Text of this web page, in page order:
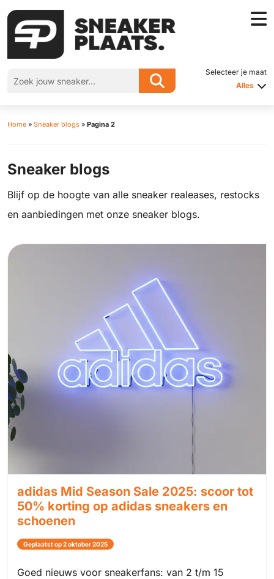
Selecteer je maat
Alles
Home » Sneaker blogs » Pagina 2
Sneaker blogs
Blijf op de hoogte van alle sneaker realeases, restocks
en aanbiedingen met onze sneaker blogs.
adidas Mid Season Sale 2025: scoor tot
50% korting op adidas sneakers en
schoenen
Geplaatst op 2 oktober 2025
Goed nieuws voor sneakerfans: van 2 t/m 15